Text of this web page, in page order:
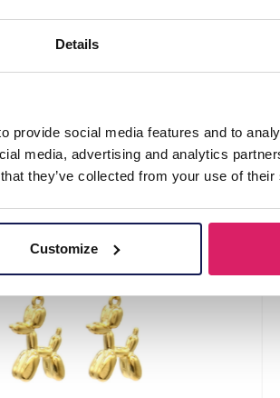
Details
provide social media features and to
media, advertising and analytics
they’ve collected from your use of
Customize